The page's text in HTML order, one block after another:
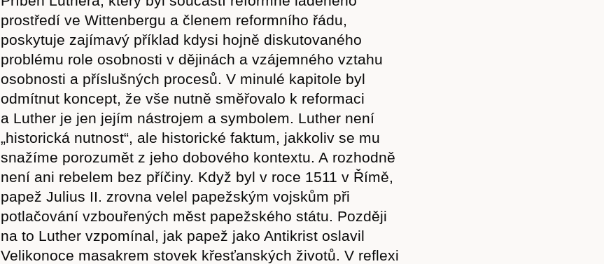
prostředí ve Wittenbergu a členem reformního řádu,
poskytuje zajímavý příklad kdysi hojně diskutovaného
problému role osobnosti v dějinách a vzájemného vztahu
osobnosti a příslušných procesů. V minulé kapitole byl
odmítnut koncept, že vše nutně směřovalo k reformaci
a Luther je jen jejím nástrojem a symbolem. Luther není
„historická nutnost“, ale historické faktum, jakkoliv se mu
snažíme porozumět z jeho dobového kontextu. A rozhodně
není ani rebelem bez příčiny. Když byl v roce 1511 v Římě,
papež Julius II. zrovna velel papežským vojskům při
potlačování vzbouřených měst papežského státu. Později
na to Luther vzpomínal, jak papež jako Antikrist oslavil
Velikonoce masakrem stovek křesťanských životů. V reflexi